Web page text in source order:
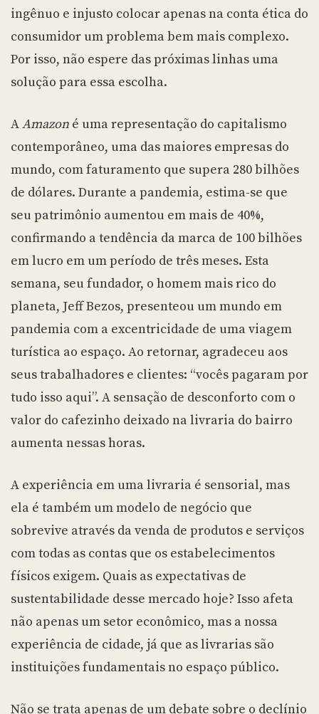
ingênuo e injusto colocar apenas na conta ética do
consumidor um problema bem mais complexo.
Por isso, não espere das próximas linhas uma
solução para essa escolha.
AAmazon é uma representação do capitalismo
contemporâneo, uma das maiores empresas do
mundo, com faturamento que supera 280 bilhões
de dólares. Durante a pandemia, estima-se que
seu patrimônio aumentou em mais de 40%,
confirmando a tendência da marca de 100 bilhões
em lucro em um período de três meses. Esta
semana, seu fundador, o homem mais rico do
planeta, Jeff Bezos, presenteou um mundo em
pandemia com a excentricidade de uma viagem
turística ao espaço. Ao retornar, agradeceu aos
seus trabalhadores e clientes: “vocês pagaram por
tudo isso aqui”. A sensação de desconforto com o
valor do cafezinho deixado na livraria do bairro
aumenta nessas horas.
A experiência em uma livraria é sensorial, mas
ela é também um modelo de negócio que
sobrevive através da venda de produtos e serviços
com todas as contas que os estabelecimentos
físicos exigem. Quais as expectativas de
sustentabilidade desse mercado hoje? Isso afeta
não apenas um setor econômico, mas a nossa
experiência de cidade, já que as livrarias são
instituições fundamentais no espaço público.
Não se trata apenas de um debate sobre o declínio